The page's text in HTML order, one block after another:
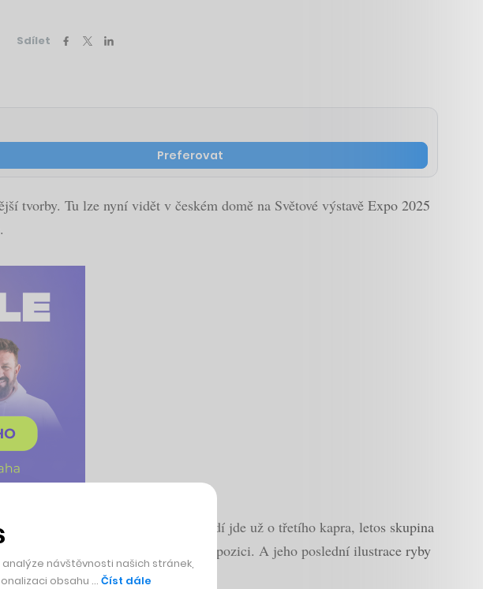
Sdílet
Preferovat
tvorby. Tu lze nyní vidět v českém domě na Světové výstavě Expo 2025
všech restaurací Ambiente. V pořadí jde už o třetího kapra, letos skupina
hejno kaprů, loni změnil kompozici. A jeho poslední ilustrace ryby
návštěvnosti našich stránek,
obsahu … Číst dále